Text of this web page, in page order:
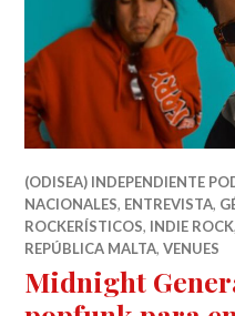
(ODISEA) INDEPENDIENTE
NACIONALES, ENTREVISTA,
ROCKERÍSTICOS, INDIE ROCK,
REPÚBLICA MALTA,VENUES
Midnight